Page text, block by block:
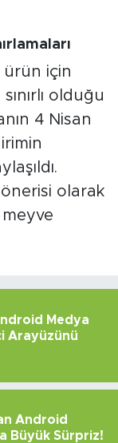
için
olduğu
4 Nisan
önerisi olarak
Medya
Arayüzünü
Android
Büyük Sürpriz!